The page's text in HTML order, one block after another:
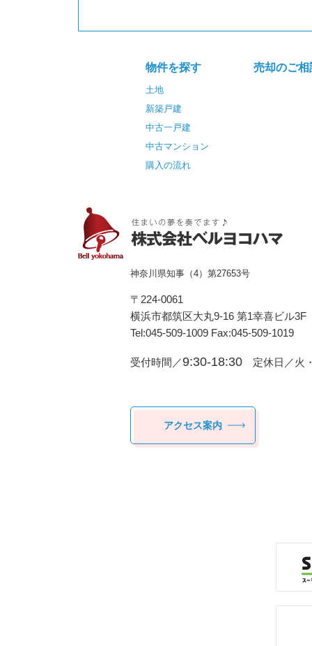
物件を探す
土地
新築戸建
中古一戸建
中古マンション
購入の流れ
売却のご相
神奈川県知事（4）第27653号
〒224-0061
横浜市都筑区⼤丸9-16 第1幸喜ビル3F
Tel:045-509-1009 Fax:045-509-1019
受付時間／9:30-18:30 定休日／火
アクセス案内